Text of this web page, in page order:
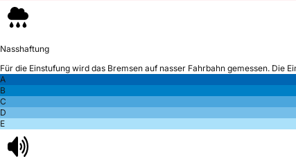
Nasshaftung
Für die Einstufung wird das Bremsen auf nasser Fahrbahn gemessen. Die
A
B
C
D
E